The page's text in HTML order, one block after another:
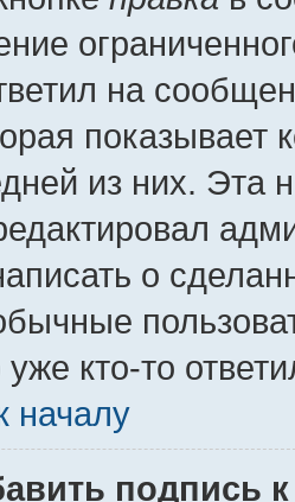
на
показывает
из них. Эта
о
кто-то
началу
подпись